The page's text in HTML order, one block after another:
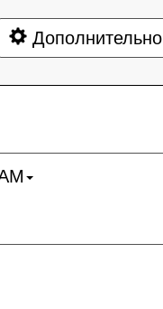
Дополнительно